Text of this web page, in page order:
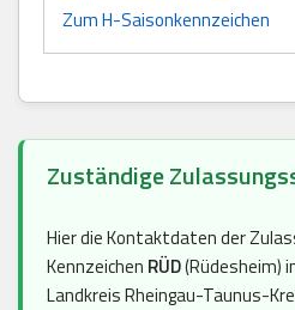
Zum H-Saisonkennzeichen
Zuständige
Hier die Kontaktdaten der
Kennzeichen RÜD(Rüdesheim)
Landkreis Rheingau-Taunus-